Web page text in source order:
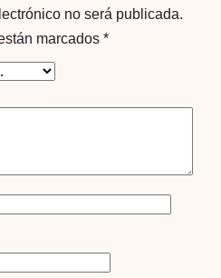
no será publicada.
marcados*